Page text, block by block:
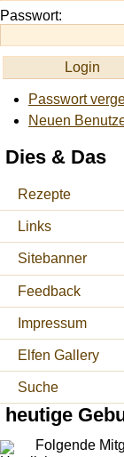
Passwort:
Passwort
Neuen
Dies & Das
Rezepte
Links
Sitebanner
Feedback
Impressum
Elfen Gallery
Suche
heutige
Folgende